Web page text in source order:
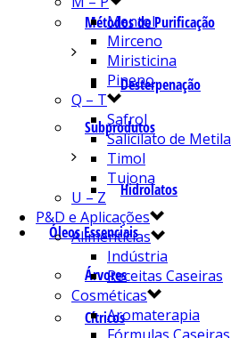
Métodos de Purificação
Desterpenação
Subprodutos
Hidrolatos
Óleos Essenciais
Árvores
Cítricos
Mentol
Mirceno
Miristicina
Pineno
Q – T
Safrol
Salicilato de Metila
Timol
Tujona
U – Z
P&D e Aplicações
Alimentícias
Indústria
Receitas Caseiras
Cosméticas
Aromaterapia